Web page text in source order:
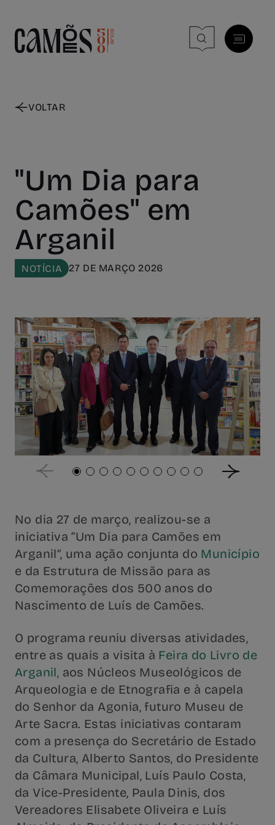
VOLTAR
"Um Dia para
Camões" em
Arganil
NOTÍCIA 27 DE MARÇO 2026
No dia 27 de março, realizou-se a
iniciativa “Um Dia para Camões em
Arganil”, uma ação conjunta do Município
e da Estrutura de Missão para as
Comemorações dos 500 anos do
Nascimento de Luís de Camões.
O programa reuniu diversas atividades,
entre as quais a visita à Feira do Livro de
Arganil, aos Núcleos Museológicos de
Arqueologia e de Etnografia e à capela
do Senhor da Agonia, futuro Museu de
Arte Sacra. Estas iniciativas contaram
com a presença do Secretário de Estado
da Cultura, Alberto Santos, do Presidente
da Câmara Municipal, Luís Paulo Costa,
da Vice-Presidente, Paula Dinis, dos
Vereadores Elisabete Oliveira e Luís